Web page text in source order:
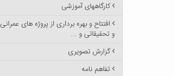
کارگاههای آموزشی
افتتاح و بهره برداری از پروژه های عمرانی
و تحقیقاتی و ...
گزارش تصویری
تفاهم نامه